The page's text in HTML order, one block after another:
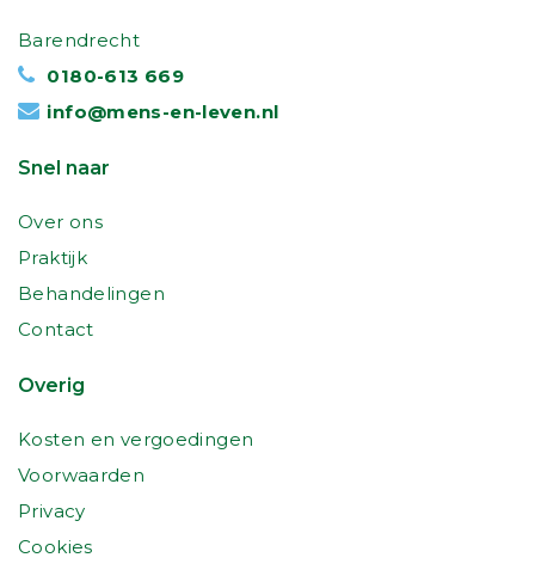
Barendrecht
0180-613 669
info@mens-en-leven.nl
Snel naar
Over ons
Praktijk
Behandelingen
Contact
Overig
Kosten en vergoedingen
Voorwaarden
Privacy
Cookies